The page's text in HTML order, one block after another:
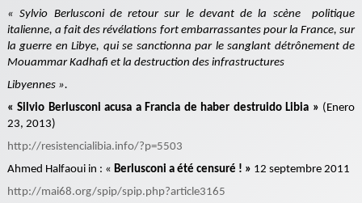
« Sylvio Berlusconi de retour sur le devant de la scène politique
italienne, a fait des révélations fort embarrassantes pour la France, sur
la guerre en Libye, qui se sanctionna par le sanglant détrônement de
Mouammar Kadhafi et la destruction des infrastructures
Libyennes ».
« Silvio Berlusconi acusa a Francia de haber destruido Libia » (Enero
23, 2013)
http://resistencialibia.info/?p=5503
Ahmed Halfaoui in : « Berlusconi a été censuré ! » 12 septembre 2011
http://mai68.org/spip/spip.php?article3165